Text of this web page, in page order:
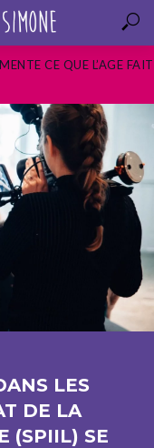
CE QUE L’AGE FAIT
LES
DE LA
(SPIIL) SE